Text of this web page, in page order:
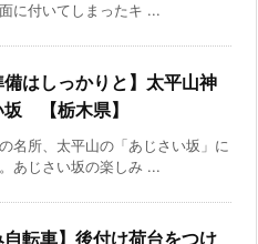
に付いてしまったキ ...
備はしっかりと】太平山神
【栃木県】
名所、太平山の「あじさい坂」に
あじさい坂の楽しみ ...
自転車】後付け荷台をつけ